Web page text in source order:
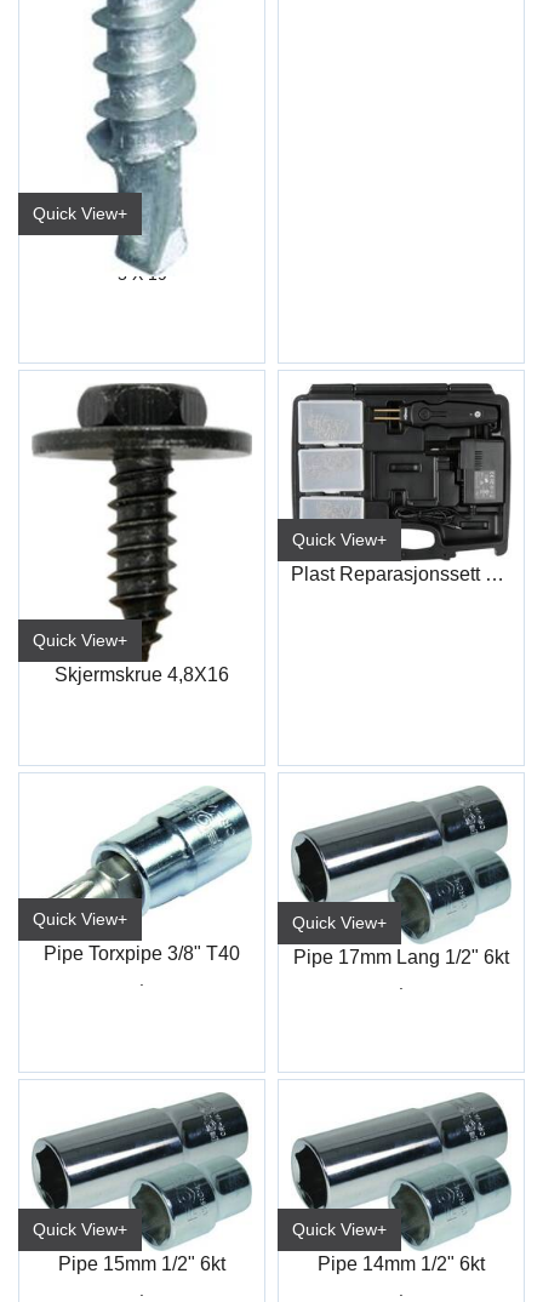
Quick View+
Skiltskrue m/Borspiss
5 X 19
Quick View+
Skjermskrue 4,8X16
Quick View+
Plast Reparasjonssett 230V
Quick View+
Pipe Torxpipe 3/8" T40
.
Quick View+
Pipe 17mm Lang 1/2" 6kt
Quick View+
Pipe 15mm 1/2" 6kt
Quick View+
Pipe 14mm 1/2" 6kt